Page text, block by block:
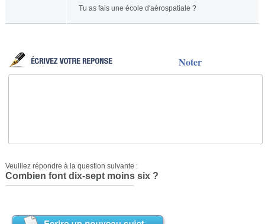
Tu as fais une école d'aérospatiale ?
Noter
Veuillez répondre à la question suivante :
Combien font dix-sept moins six ?